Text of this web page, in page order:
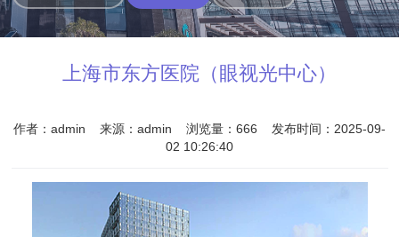
上海市东方医院（眼视光中心）
作者：admin 来源：admin 浏览量： 666 发布时间：2025-09-
02 10:26:40